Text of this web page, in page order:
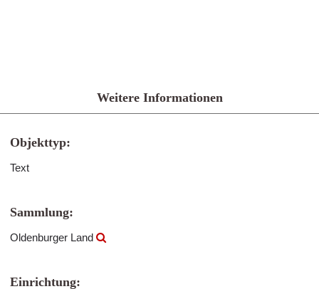
Weitere Informationen
Objekttyp:
Text
Sammlung:
Oldenburger Land
Einrichtung: